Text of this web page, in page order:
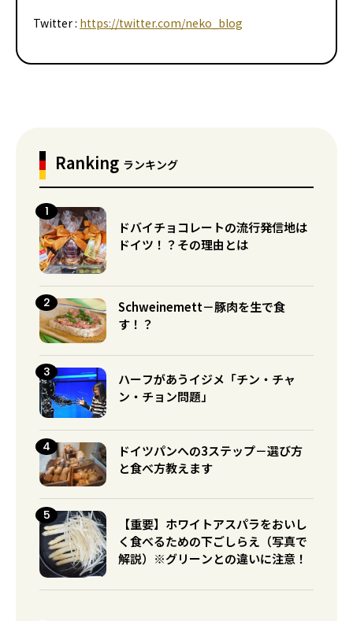
Twitter : https://twitter.com/neko_blog
Ranking ランキング
ドバイチョコレートの流行発信地は
ドイツ！？その理由とは
Schweinemett－豚肉を生で食
す！？
ハーフがあうイジメ「チン・チャ
ン・チョン問題」
ドイツパンへの3ステップ－選び方
と食べ方教えます
【重要】ホワイトアスパラをおいし
く食べるための下ごしらえ（写真で
解説）※グリーンとの違いに注意！